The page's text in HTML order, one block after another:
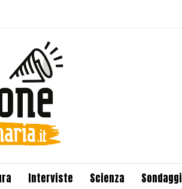
Interviste Scienza Sondaggi